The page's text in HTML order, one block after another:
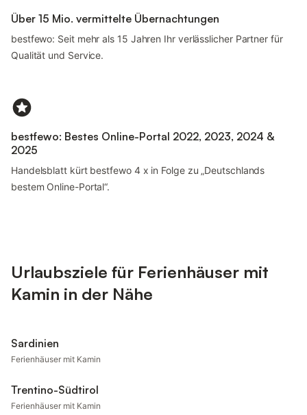
Über 15 Mio. vermittelte Übernachtungen
bestfewo: Seit mehr als 15 Jahren Ihr verlässlicher Partner für
Qualität und Service.
bestfewo: Bestes Online-Portal 2022, 2023, 2024 &
2025
Handelsblatt kürt bestfewo 4 x in Folge zu „Deutschlands
bestem Online-Portal“.
Urlaubsziele für Ferienhäuser mit
Kamin in der Nähe
Sardinien
Ferienhäuser mit Kamin
Trentino-Südtirol
Ferienhäuser mit Kamin